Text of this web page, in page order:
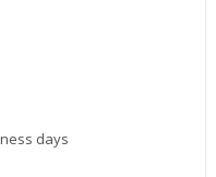
days